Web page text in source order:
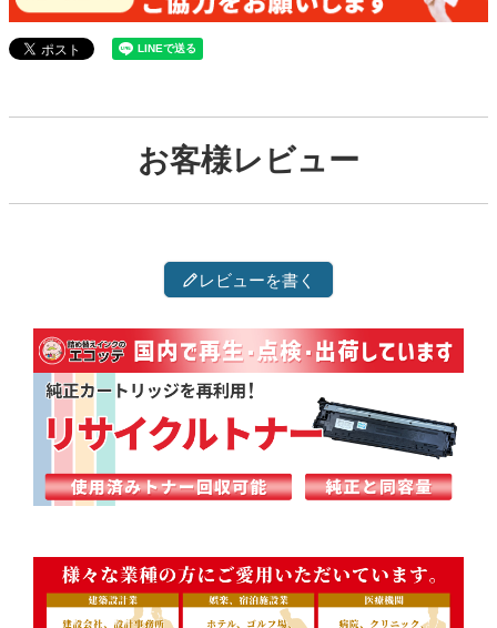
お客様レビュー
レビューを書く